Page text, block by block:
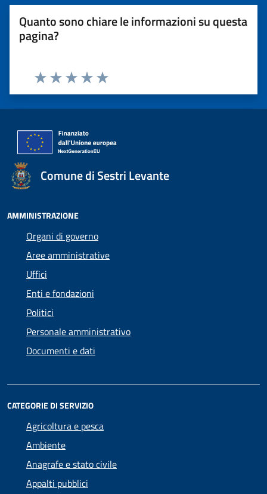
Quanto sono chiare le informazioni su questa
pagina?
Valuta 5 stelle su 5
Valuta 4 stelle su 5
Valuta 3 stelle su 5
Valuta 2 stelle su 5
Valuta 1 stelle su 5
Comune di Sestri Levante
AMMINISTRAZIONE
Organi di governo
Aree amministrative
Uffici
Enti e fondazioni
Politici
Personale amministrativo
Documenti e dati
CATEGORIE DI SERVIZIO
Agricoltura e pesca
Ambiente
Anagrafe e stato civile
Appalti pubblici